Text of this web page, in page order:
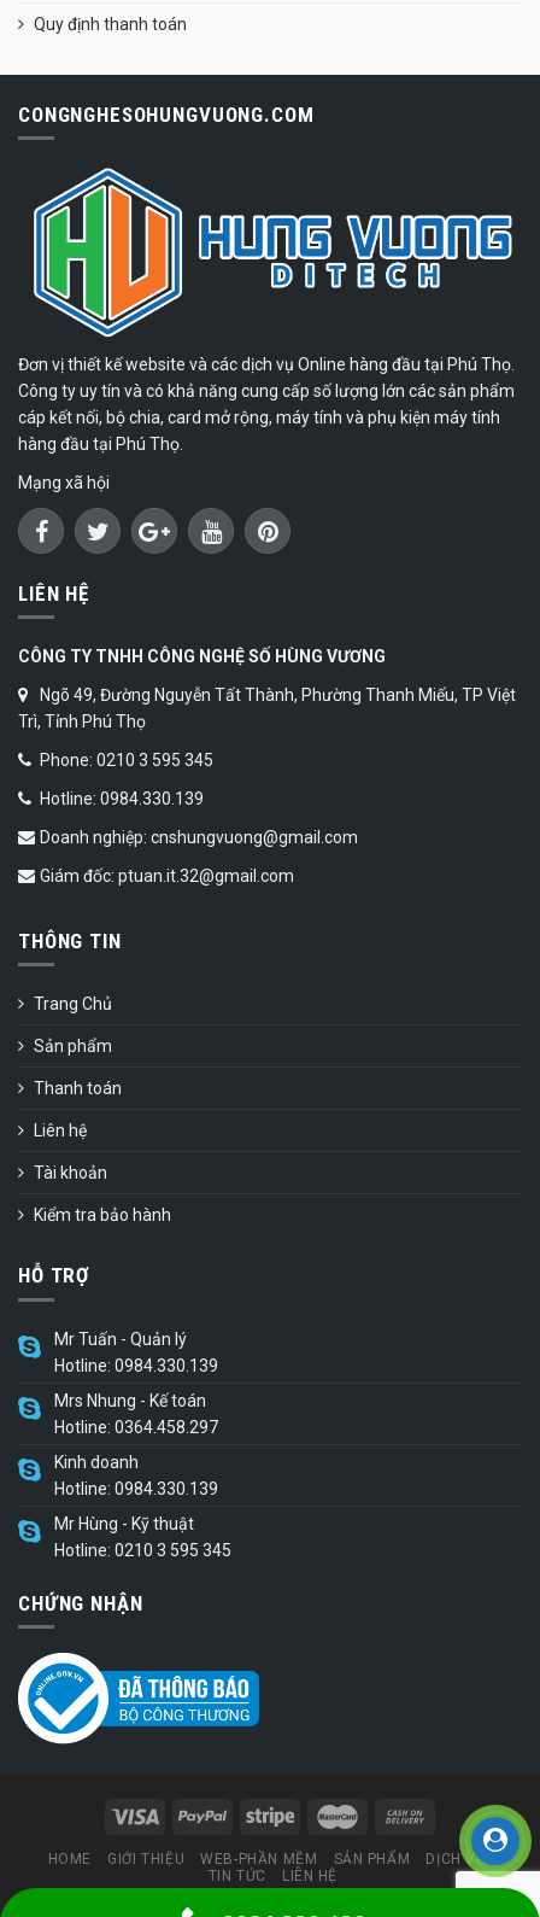
Quy định thanh toán
CONGNGHESOHUNGVUONG.COM
Đơn vị thiết kế website và các dịch vụ Online hàng đầu tại Phú Thọ.
Công ty uy tín và có khả năng cung cấp số lượng lớn các sản phẩm
cáp kết nối, bộ chia, card mở rộng, máy tính và phụ kiện máy tính
hàng đầu tại Phú Thọ.
Mạng xã hội
LIÊN HỆ
CÔNG TY TNHH CÔNG NGHỆ SỐ HÙNG VƯƠNG
Ngõ 49, Đường Nguyễn Tất Thành, Phường Thanh Miếu, TP Việt
Trì, Tỉnh Phú Thọ
Phone: 0210 3 595 345
Hotline: 0984.330.139
Doanh nghiệp: cnshungvuong@gmail.com
Giám đốc: ptuan.it.32@gmail.com
THÔNG TIN
Trang Chủ
Sản phẩm
Thanh toán
Liên hệ
Tài khoản
Kiểm tra bảo hành
HỖ TRỢ
Mr Tuấn - Quản lý
Hotline: 0984.330.139
Mrs Nhung - Kế toán
Hotline: 0364.458.297
Kinh doanh
Hotline: 0984.330.139
Mr Hùng - Kỹ thuật
Hotline: 0210 3 595 345
CHỨNG NHẬN
HOME GIỚI THIỆU WEB-PHẦN MỀM SẢN PHẨM
DỊCH VỤ
TIN TỨC
LIÊN HỆ